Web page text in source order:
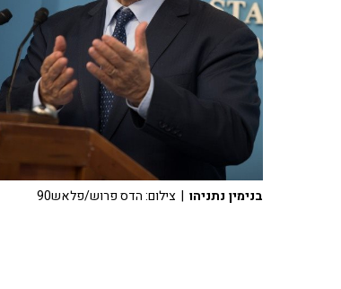
בנימין נתניהו | צילום: הדס פרוש/פלאש90